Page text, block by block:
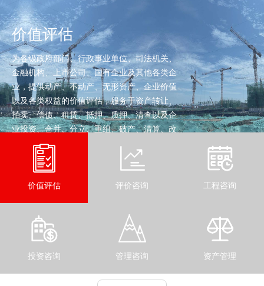
价值评估
为各级政府部门、行政事业单位、司法机关、
金融机构、上市公司、国有企业及其他各类企
业，提供动产、不动产、无形资产、企业价值
以及各类权益的价值评估，服务于资产转让、
拍卖、偿债、租赁、抵押、质押、清查以及企
业投资、合并、分立、重组、破产、清算、改
制等经济行为。
查看详细
价值评估 评价咨询 工程咨询
投资咨询 管理咨询 资产管理